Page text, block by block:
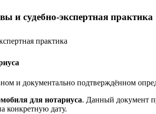
и судебно-экспертная практика
и документально подтверждённом
для нотариуса. Данный документ
конкретную дату.